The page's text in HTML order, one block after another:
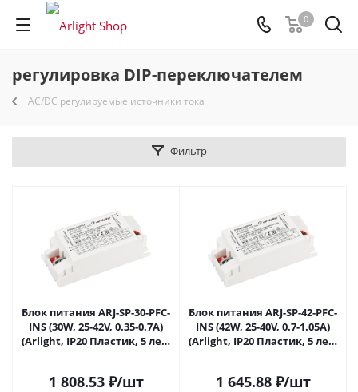
0
регулировка DIP-переключателем
AC/DC регулируемые источники тока
Фильтр
Блок питания ARJ-SP-30-PFC-
INS (30W, 25-42V, 0.35-0.7A)
(Arlight, IP20 Пластик, 5 лет)
1 808.53₽/шт
Блок питания ARJ-SP-42-PFC-
INS (42W, 25-40V, 0.7-1.05A)
(Arlight, IP20 Пластик, 5 лет)
1 645.88₽/шт